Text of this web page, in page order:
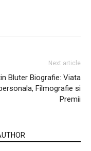
Next article
Bluter Biografie: Viata
Filmografie si
Premii